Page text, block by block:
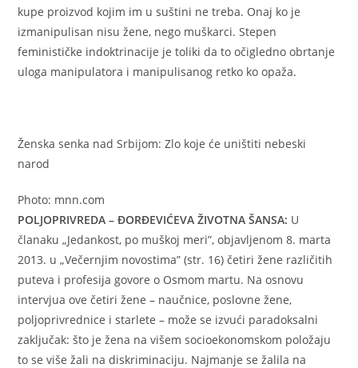
kupe proizvod kojim im u suštini ne treba. Onaj ko je
izmanipulisan nisu žene, nego muškarci. Stepen
feminističke indoktrinacije je toliki da to očigledno obrtanje
uloga manipulatora i manipulisanog retko ko opaža.
Ženska senka nad Srbijom: Zlo koje će uništiti nebeski
narod
Photo: mnn.com
POLJOPRIVREDA – ĐORĐEVIĆEVA ŽIVOTNA ŠANSA: U
članaku „Jedankost, po muškoj meri”, objavljenom 8. marta
2013. u „Večernjim novostima” (str. 16) četiri žene različitih
puteva i profesija govore o Osmom martu. Na osnovu
intervjua ove četiri žene – naučnice, poslovne žene,
poljoprivrednice i starlete – može se izvući paradoksalni
zaključak: što je žena na višem socioekonomskom položaju
to se više žali na diskriminaciju. Najmanje se žalila na